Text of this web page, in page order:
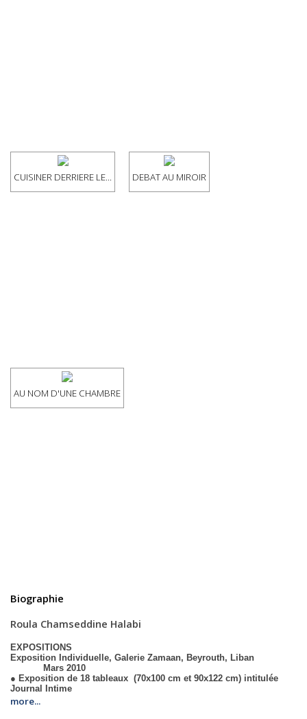
CUISINER DERRIERE LE... DEBAT AU MIROIR
AU NOM D'UNE CHAMBRE
Biographie
Roula Chamseddine Halabi
EXPOSITIONS
Exposition Individuelle, Galerie Zamaan, Beyrouth, Liban
Mars 2010
● Exposition de 18 tableaux (70x100 cm et 90x122 cm) intitulée
Journal Intime
more...